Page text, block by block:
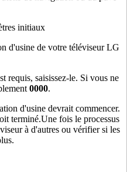
d'usine de votre téléviseur LG
requis, saisissez-le. Si vous ne
0000.
d'usine devrait commencer.
terminé.Une fois le processus
à d'autres ou vérifier si les